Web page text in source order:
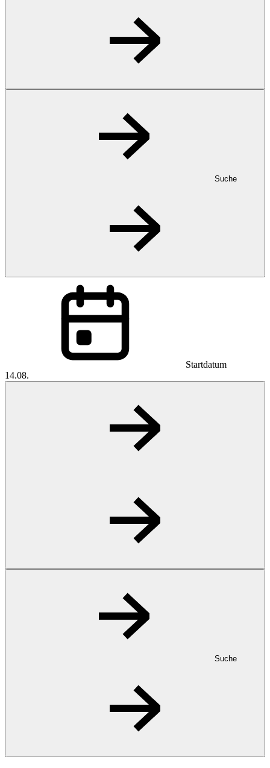
Suche
Startdatum
14.08.
Suche